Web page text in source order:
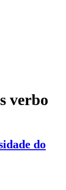
verbo
do